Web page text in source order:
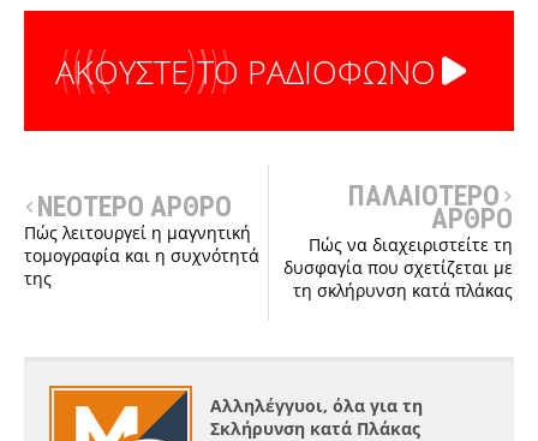
ΑΚΟΥΣΤΕ ΤΟ ΡΑΔΙΟΦΩΝΟ
ΝΕΟΤΕΡΟ ΑΡΘΡΟ
Πώς λειτουργεί η μαγνητική
τομογραφία και η συχνότητά
της
ΠΑΛΑΙΟΤΕΡΟ
ΑΡΘΡΟ
Πώς να διαχειριστείτε τη
δυσφαγία που σχετίζεται με
τη σκλήρυνση κατά πλάκας
Αλληλέγγυοι, όλα για τη
Σκλήρυνση κατά Πλάκας